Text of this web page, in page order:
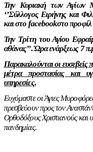
Την Κυριακή των Αγίων
‘’Σύλλογος Ειρήνης και
και στο facebookστο προφίλ
Την Τρίτη του Αγίου
αθάνας’’. Ώρα ενάρξεως 7
Παρακαλούνται οι ευσεβείς
μέτρα προστασίας και
υπηρεσίες.
Ευχόμαστε οι Άγιες
πρεσβεύουν προς τον
Ορθοδόξους Χριστιανούς και
πανδημίας.